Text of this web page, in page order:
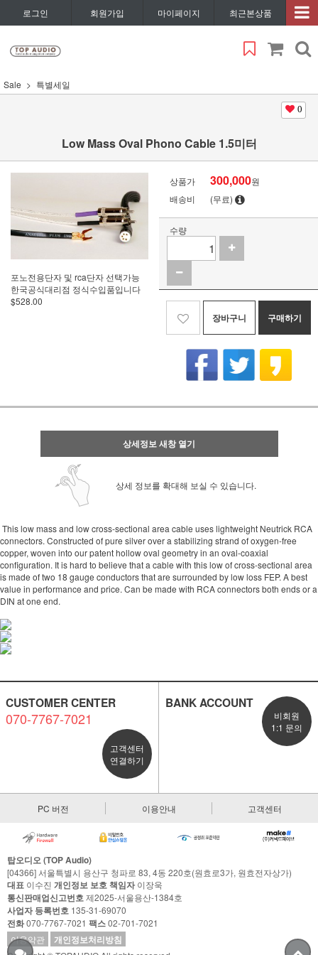
로그인 회원가입 마이페이지 최근본상품
Sale 특별세일
0
Low Mass Oval Phono Cable 1.5미터
포노전용단자 및 rca단자 선택가능
한국공식대리점 정식수입품입니다
$528.00
상품가 300,000원
배송비
(무료)
수량
장바구니 구매하기
상세정보 새창 열기
상세 정보를 확대해 보실 수 있습니다.
This low mass and low cross-sectional area cable uses lightweight Neutrick RCA
connectors. Constructed of pure silver over a stabilizing strand of oxygen-free
copper, woven into our patent hollow oval geometry in an oval-coaxial
configuration. It is hard to believe that a cable with this low of cross-sectional area
is made of two 18 gauge conductors that are surrounded by low loss FEP. A best
value in performance and price. Can be made with RCA connectors both ends or a
DIN at one end.
CUSTOMER CENTER
070-7767-7021
고객센터
연결하기
BANK ACCOUNT
비회원
1:1 문의
PC 버전 이용안내 고객센터
탑오디오 (TOP Audio)
[04366] 서울특별시 용산구 청파로 83, 4동 220호(원효로3가, 원효전자상가)
대표 이수진 개인정보 보호 책임자이장욱
통신판매업신고번호제2025-서울용산-1384호
사업자 등록번호 135-31-69070
전화070-7767-7021 팩스02-701-7021
이용약관
개인정보처리방침